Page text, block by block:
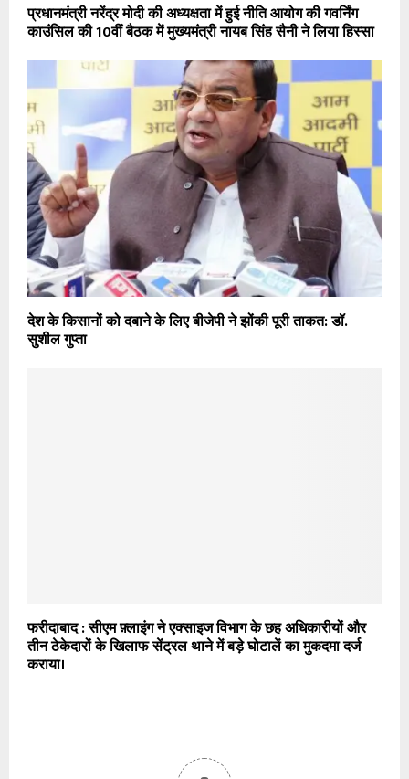
प्रधानमंत्री नरेंद्र मोदी की अध्यक्षता में हुई नीति आयोग की गवर्निंग
काउंसिल की 10वीं बैठक में मुख्यमंत्री नायब सिंह सैनी ने लिया हिस्सा
देश के किसानों को दबाने के लिए बीजेपी ने झोंकी पूरी ताकत: डॉ.
सुशील गुप्ता
फरीदाबाद : सीएम फ़्लाइंग ने एक्साइज विभाग के छह अधिकारीयों और
तीन ठेकेदारों के खिलाफ सेंट्रल थाने में बड़े घोटालें का मुकदमा दर्ज
कराया।